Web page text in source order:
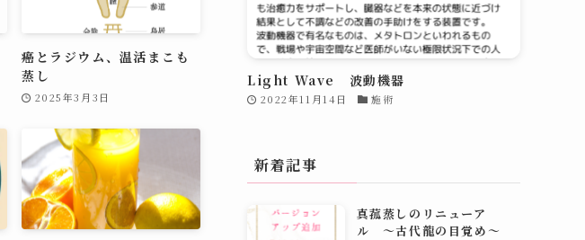
癌とラジウム、温活まこも
蒸し
2025年3月3日
Light Wave 波動機器
2022年11月14日 施術
新着記事
真菰蒸しのリニューア
ル 〜古代龍の目覚め～